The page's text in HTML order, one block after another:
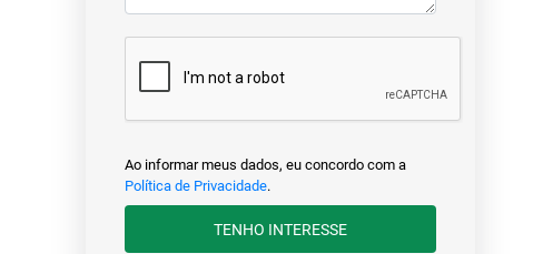
Ao informar meus dados, eu concordo com a
Política de Privacidade.
TENHO INTERESSE